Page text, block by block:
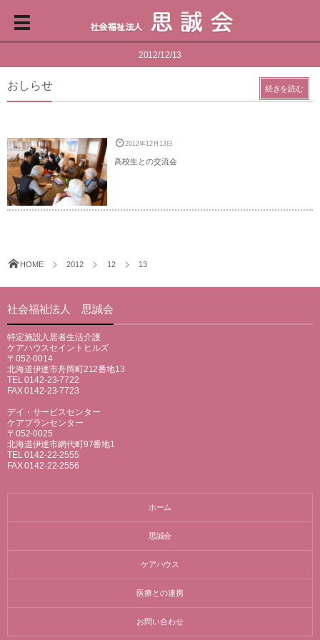
2012/12/13
おしらせ 続きを読む
2012年12月13日
高校生との交流会
HOME 2012 12 13
社会福祉法人 思誠会
特定施設入居者生活介護
ケアハウスセイントヒルズ
〒052-0014
北海道伊達市舟岡町212番地13
TEL 0142-23-7722
FAX 0142-23-7723
デイ・サービスセンター
ケアプランセンター
〒052-0025
北海道伊達市網代町97番地1
TEL 0142-22-2555
FAX 0142-22-2556
ホーム
思誠会
ケアハウス
医療との連携
お問い合わせ